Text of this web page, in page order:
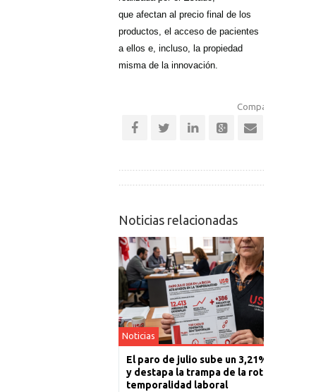
que afectan al precio final de los
productos, el acceso de pacientes
a ellos e, incluso, la propiedad
misma de la innovación.
Comparte esta
Noticias relacionadas
Noticias
El paro de julio sube un 3,21% en La
y destapa la trampa de la rotación y la
temporalidad laboral